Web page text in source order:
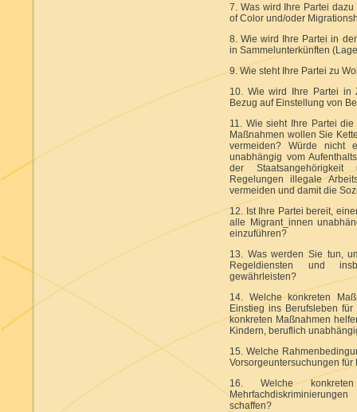
7. Was wird Ihre Partei
of Color und/oder
8. Wie wird Ihre Partei in
in Sammelunterkünften
9. Wie steht Ihre Partei zu
10. Wie wird Ihre Partei in
Bezug auf Einstellung von
11. Wie sieht Ihre Partei
Maßnahmen wollen Sie
vermeiden? Würde nicht
unabhängig vom
der Staatsangehörigkeit
Regelungen illegale
vermeiden und damit die
12. Ist Ihre Partei bereit,
alle Migrant_innen
einzuführen?
13. Was werden Sie tun,
Regeldiensten und
gewährleisten?
14. Welche konkreten
Einstieg ins Berufsleben
konkreten Maßnahmen
Kindern, beruflich
15. Welche
Vorsorgeuntersuchungen für
16. Welche
schaffen?